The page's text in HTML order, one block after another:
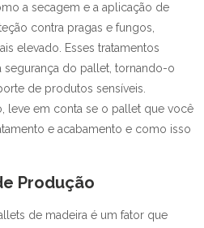
a secagem e a aplicação de
contra pragas e fungos,
elevado. Esses tratamentos
segurança do pallet, tornando-o
de produtos sensíveis.
leve em conta se o pallet que você
e acabamento e como isso
Produção
de madeira é um fator que